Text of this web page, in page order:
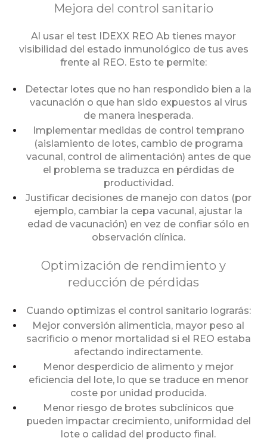
Mejora del control sanitario
Al usar el test IDEXX REO Ab tienes mayor
visibilidad del estado inmunológico de tus aves
frente al REO. Esto te permite:
Detectar lotes que no han respondido bien a la
vacunación o que han sido expuestos al virus
de manera inesperada.
Implementar medidas de control temprano
(aislamiento de lotes, cambio de programa
vacunal, control de alimentación) antes de que
el problema se traduzca en pérdidas de
productividad.
Justificar decisiones de manejo con datos (por
ejemplo, cambiar la cepa vacunal, ajustar la
edad de vacunación) en vez de confiar sólo en
observación clínica.
Optimización de rendimiento y
reducción de pérdidas
Cuando optimizas el control sanitario lograrás:
Mejor conversión alimenticia, mayor peso al
sacrificio o menor mortalidad si el REO estaba
afectando indirectamente.
Menor desperdicio de alimento y mejor
eficiencia del lote, lo que se traduce en menor
coste por unidad producida.
Menor riesgo de brotes subclínicos que
pueden impactar crecimiento, uniformidad del
lote o calidad del producto final.